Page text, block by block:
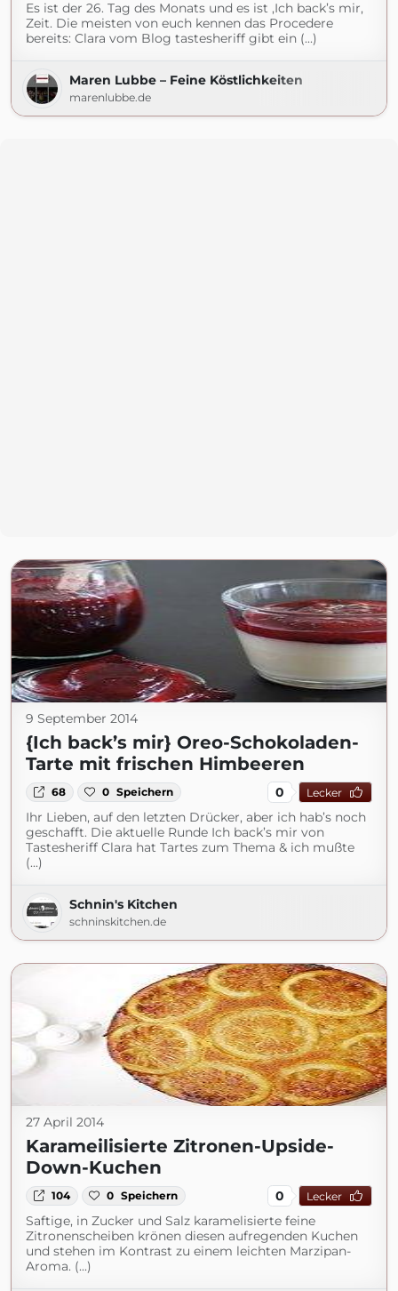
Es ist der 26. Tag des Monats und es ist ‚Ich back’s mir‚
Zeit. Die meisten von euch kennen das Procedere
bereits: Clara vom Blog tastesheriff gibt ein (...)
Maren Lubbe – Feine Köstlichkeiten
marenlubbe.de
9 September 2014
{Ich back’s mir} Oreo-Schokoladen-
Tarte mit frischen Himbeeren
68 0 Speichern 0 Lecker
Ihr Lieben, auf den letzten Drücker, aber ich hab’s noch
geschafft. Die aktuelle Runde Ich back’s mir von
Tastesheriff Clara hat Tartes zum Thema & ich mußte
(...)
Schnin's Kitchen
schninskitchen.de
27 April 2014
Karameilisierte Zitronen-Upside-
Down-Kuchen
104 0 Speichern 0 Lecker
Saftige, in Zucker und Salz karamelisierte feine
Zitronenscheiben krönen diesen aufregenden Kuchen
und stehen im Kontrast zu einem leichten Marzipan-
Aroma. (...)